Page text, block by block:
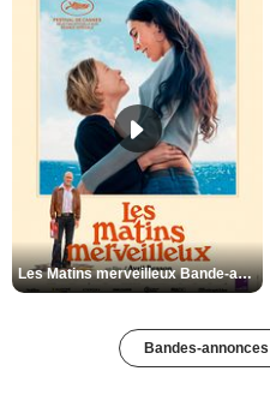
St Pierre et Miquelon
Tarn-et-Garonne
Territoire de Belfort
Val-d'Oise
Val-de-Marne
Var
Vaucluse
Vendée
Vienne
Les Matins merveilleux Bande-annonce VF
Bandes-